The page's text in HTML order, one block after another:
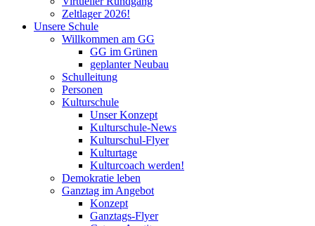
Zeltlager 2026!
Unsere Schule
Willkommen am GG
GG im Grünen
geplanter Neubau
Schulleitung
Personen
Kulturschule
Unser Konzept
Kulturschule-News
Kulturschul-Flyer
Kulturtage
Kulturcoach werden!
Demokratie leben
Ganztag im Angebot
Konzept
Ganztags-Flyer